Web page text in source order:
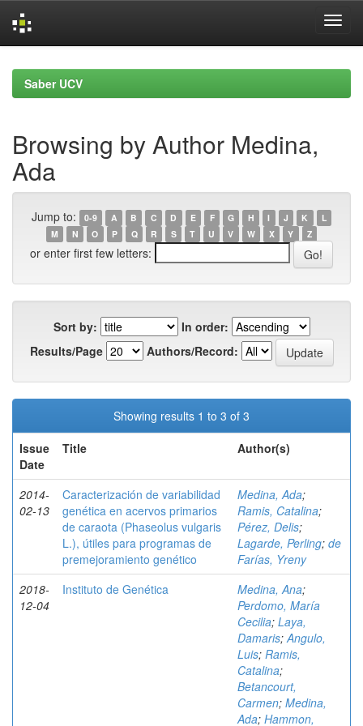
navigationSaber UCV
Browsing by Author Medina,
Ada
Jump to: 0-9 A B C D E F G H I J K
L
M
N O P Q R S T U V W X Y Z
or enter first few letters:
Sort by:
In order:
Results/Page
Authors/Record:
Showing results 1 to 3 of 3
Issue
Date
Title Author(s)
2014-
02-13
Caracterización de variabilidad
genética en acervos primarios
de caraota (Phaseolus vulgaris
L.), útiles para programas de
premejoramiento genético
Medina, Ada;
Ramis, Catalina;
Pérez, Delis;
Lagarde, Perling; de
Farías, Yreny
2018-
12-04
Instituto de Genética Medina, Ana;
Perdomo, María
Cecilia; Laya,
Damaris;Angulo,
Luis; Ramis,
Catalina;
Betancourt,
Carmen; Medina,
Ada; Hammon,